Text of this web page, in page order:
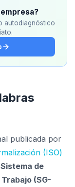
autodiagnóstico
publicada por
(ISO)
Sistema de
(SG-